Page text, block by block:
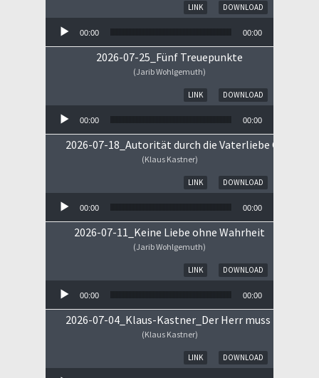
DOWNLOAD
LINK
00:00 00:00
2026-07-25_Fünf Treuepunkte
(Jarib Wohlgemuth)
DOWNLOAD
LINK
00:00 00:00
2026-07-18_Autorität durch die Vaterliebe Gottes
(Klaus Kastner)
DOWNLOAD
LINK
00:00 00:00
2026-07-11_Keine Liebe ohne Wahrheit
(Jarib Wohlgemuth)
DOWNLOAD
LINK
00:00 00:00
2026-07-04_Klaus-Kastner_Der Herr muss im
(Klaus Kastner)
DOWNLOAD
LINK